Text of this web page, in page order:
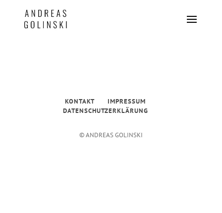
KONTAKT
IMPRESSUM
DATENSCHUTZERKLÄRUNG
© ANDREAS GOLINSKI